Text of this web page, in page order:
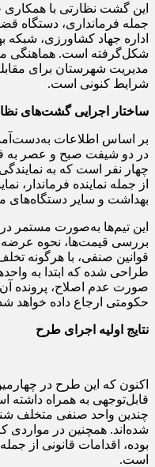
این گشت نظارتی با همکاری
جمله فرمانداری، دستگاه
اداره جهاد کشاورزی،
شکل‌گرفته است. هماهنگی
مدیریت شهرستان برای
شرایط کنونی است.
ساختار اجرایی گشت‌های
در دو شیفت صبح و عصر به
چهار نفر است که به
از جمله نماینده فرماندار،
بهداشت و سایر دستگاه‌های
این تیم‌ها به‌صورت مستمر
بررسی قیمت‌ها، نحوه عرضه
قوانین صنفی، با هرگونه
طراحی شده که ابتدا به
صورت عدم اصلاح، پرونده
حکومتی ارجاع داده خواهد
نتایج اولیه اجرای طرح
اکنون که این طرح در
قابل‌توجهی به همراه
چندین واحد صنفی متخلف
شده‌اند. همچنین در
بوده، اقدامات قانونی از
است.